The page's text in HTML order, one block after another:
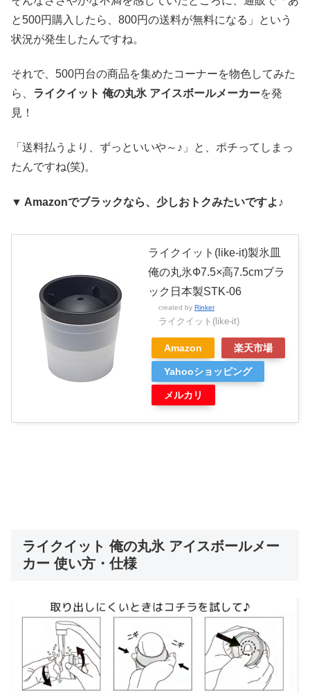
と500円購入したら、800円の送料が無料になる」という
状況が発生したんですね。
それで、500円台の商品を集めたコーナーを物色してみた
ら、 ライクイット 俺の丸氷 アイスボールメーカーを発
見！
「送料払うより、ずっといいや～♪」と、ポチってしまっ
たんですね(笑)。
▼ Amazonでブラックなら、少しおトクみたいですよ♪
ライクイット(like-it)製氷皿
俺の丸氷Ф7.5×高7.5cmブラ
ック日本製STK-06
created by Rinker
ライクイット(like-it)
Amazon 楽天市場
Yahooショッピング
メルカリ
ライクイット 俺の丸氷 アイスボールメー
カー 使い方・仕様